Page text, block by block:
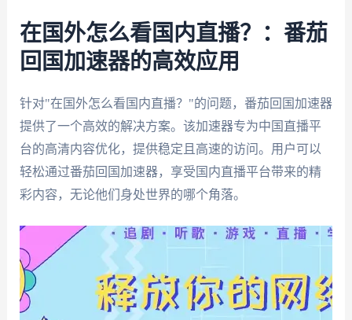
在国外怎么看国内直播？：番茄
回国加速器的高效应用
针对"在国外怎么看国内直播？"的问题，番茄回国加速器
提供了一个高效的解决方案。该加速器专为中国直播平
台的高清内容优化，提供稳定且高速的访问。用户可以
轻松通过番茄回国加速器，享受国内直播平台带来的精
彩内容，无论他们身处世界的哪个角落。